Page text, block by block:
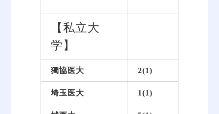
【私立大
学】
獨協医大 2(1)
埼玉医大 1(1)